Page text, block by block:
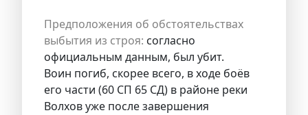
Предположения об обстоятельствах
выбытия из строя: согласно
официальным данным, был убит.
Воин погиб, скорее всего, в ходе боёв
его части (60 СП 65 СД) в районе реки
Волхов уже после завершения